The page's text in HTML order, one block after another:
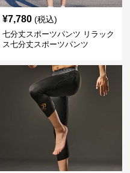
¥7,780 (税込)
七分丈スポーツパンツ リラック
ス七分丈スポーツパンツ